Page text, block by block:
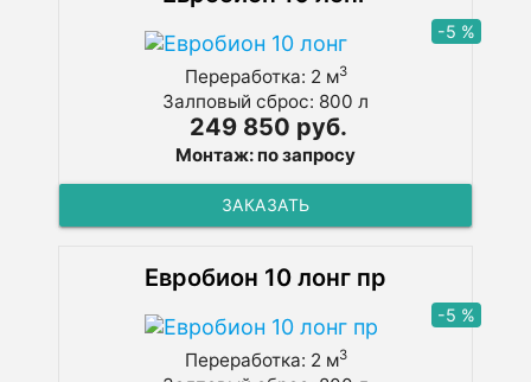
-5 %
Переработка: 2 м3
Залповый сброс: 800 л
249 850 руб.
Монтаж: по запросу
ЗАКАЗАТЬ
Евробион 10 лонг пр
-5 %
Переработка: 2 м3